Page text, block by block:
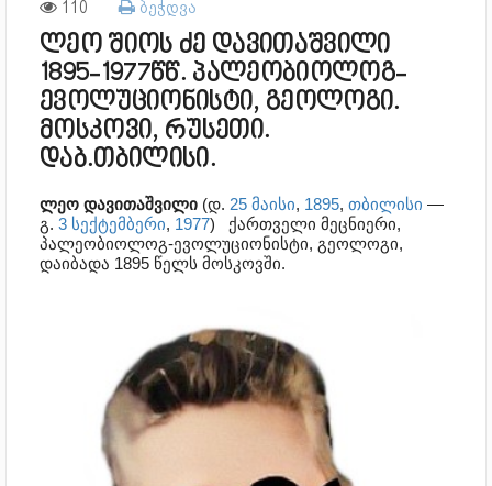
110 ბეჭდვა
ლეო შიოს ძე დავითაშვილი
1895-1977წწ. პალეობიოლოგ-
ევოლუციონისტი, გეოლოგი.
მოსკოვი, რუსეთი.
დაბ.თბილისი.
ლეო დავითაშვილი (დ. 25 მაისი, 1895, თბილისი —
გ. 3 სექტემბერი, 1977)
ქართველი მეცნიერი,
პალეობიოლოგ-ევოლუციონისტი, გეოლოგი,
დაიბადა 1895 წელს მოსკოვში.